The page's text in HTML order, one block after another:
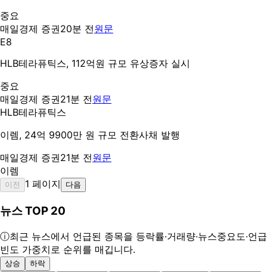
중요
매일경제 증권20분 전원문
E8
HLB테라퓨틱스, 112억원 규모 유상증자 실시
중요
매일경제 증권21분 전원문
HLB테라퓨틱스
이렘, 24억 9900만 원 규모 전환사채 발행
매일경제 증권21분 전원문
이렘
이전 1 페이지 다음
뉴스 TOP 20
ⓘ최근 뉴스에서 언급된 종목을 등락률·거래량·뉴스중요도·언급
빈도 가중치로 순위를 매깁니다.
상승
하락